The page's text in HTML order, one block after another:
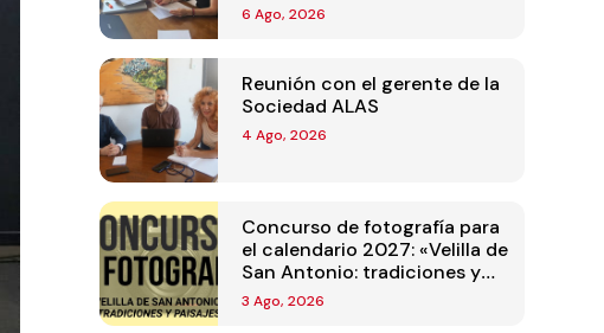
6 Ago, 2026
Reunión con el gerente de la
Sociedad ALAS
4 Ago, 2026
Concurso de fotografía para
el calendario 2027: «Velilla de
San Antonio: tradiciones y
paisajes»
3 Ago, 2026